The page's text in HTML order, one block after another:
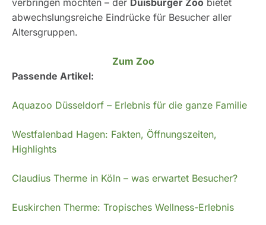
abwechslungsreiche Eindrücke für Besucher aller
Altersgruppen.
Zum Zoo
Passende Artikel:
Aquazoo Düsseldorf – Erlebnis für die ganze Familie
Westfalenbad Hagen: Fakten, Öffnungszeiten,
Highlights
Claudius Therme in Köln – was erwartet Besucher?
Euskirchen Therme: Tropisches Wellness-Erlebnis